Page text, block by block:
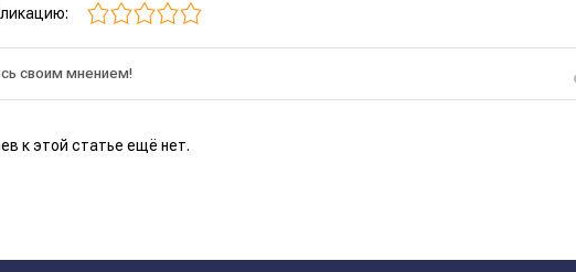
к этой статье ещё нет.